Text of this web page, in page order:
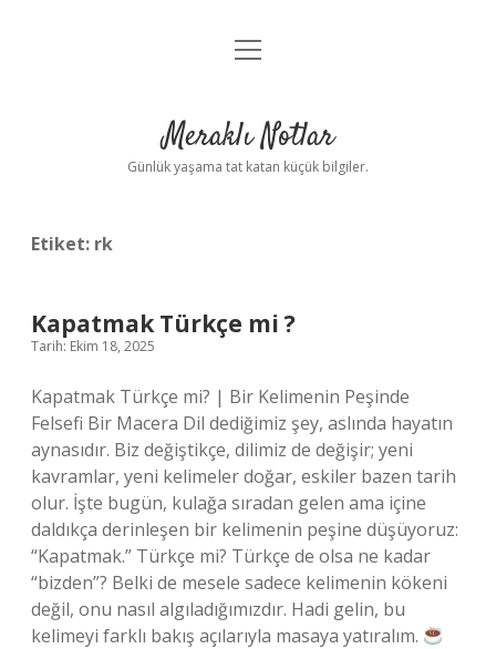
Anasayfa
Yasal Uyarı
menüyü
Meraklı Notlar
Günlük yaşama tat katan küçük bilgiler.
Etiket: rk
Kapatmak Türkçe mi ?
Tarih: Ekim 18, 2025
Kapatmak Türkçe mi? | Bir Kelimenin Peşinde
Felsefi Bir Macera Dil dediğimiz şey, aslında hayatın
aynasıdır. Biz değiştikçe, dilimiz de değişir; yeni
kavramlar, yeni kelimeler doğar, eskiler bazen tarih
olur. İşte bugün, kulağa sıradan gelen ama içine
daldıkça derinleşen bir kelimenin peşine düşüyoruz:
“Kapatmak.” Türkçe mi? Türkçe de olsa ne kadar
“bizden”? Belki de mesele sadece kelimenin kökeni
değil, onu nasıl algıladığımızdır. Hadi gelin, bu
kelimeyi farklı bakış açılarıyla masaya yatıralım.